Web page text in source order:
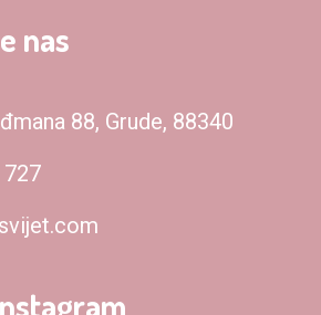
nas
88, Grude, 88340